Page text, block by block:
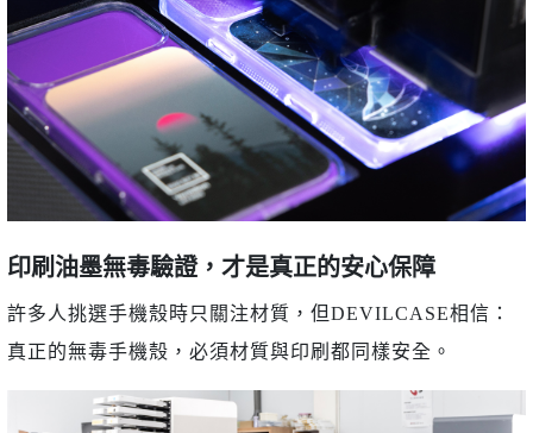
印刷油墨無毒驗證，才是真正的安心保障
許多人挑選手機殼時只關注材質，但DEVILCASE相信：
真正的無毒手機殼，必須材質與印刷都同樣安全。